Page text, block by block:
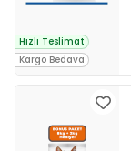
Hızlı Teslimat
Kargo Bedava